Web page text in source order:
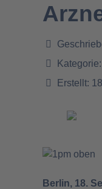
Kategorie:
Erstellt:
Berlin, 18.